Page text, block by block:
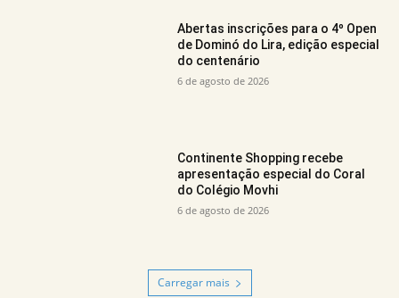
Abertas inscrições para o 4º Open
de Dominó do Lira, edição especial
do centenário
6 de agosto de 2026
Continente Shopping recebe
apresentação especial do Coral
do Colégio Movhi
6 de agosto de 2026
Carregar mais